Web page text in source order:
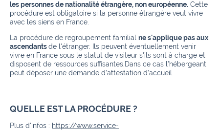
les personnes de nationalité étrangère, non européenne. Cette
procédure est obligatoire si la personne étrangère veut vivre
avec les siens en France.
La procédure de regroupement familial ne s'applique pas aux
ascendantsde l'étranger. Ils peuvent éventuellement venir
vivre en France sous le statut de visiteur s'ils sont à charge et
disposent de ressources suffisantes.Dans ce cas l’hébergeant
peut déposer une demande d’attestation d’accueil.
QUELLE EST LA PROCÉDURE ?
Plus d'infos : https://www.service-